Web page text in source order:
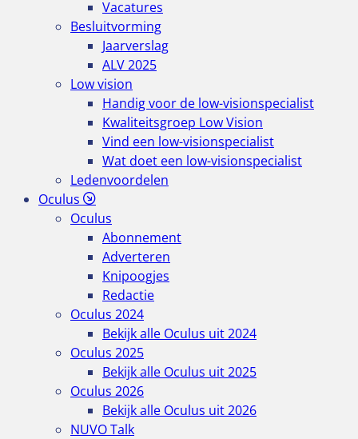
Vacatures
Besluitvorming
Jaarverslag
ALV 2025
Low vision
Handig voor de low-visionspecialist
Kwaliteitsgroep Low Vision
Vind een low-visionspecialist
Wat doet een low-visionspecialist
Ledenvoordelen
Oculus
Oculus
Abonnement
Adverteren
Knipoogjes
Redactie
Oculus 2024
Bekijk alle Oculus uit 2024
Oculus 2025
Bekijk alle Oculus uit 2025
Oculus 2026
Bekijk alle Oculus uit 2026
NUVO Talk